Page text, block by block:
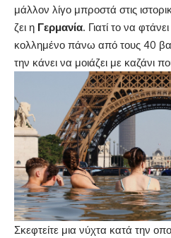
μάλλον λίγο μπροστά στις
ζει η Γερμανία. Γιατί το να
κολλημένο πάνω από τους 40
την κάνει να μοιάζει με καζάνι
Σκεφτείτε μια νύχτα κατά την